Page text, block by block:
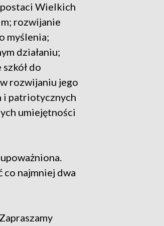
Wielkich
rozwijanie
myślenia;
działaniu;
do
rozwijaniu jego
i patriotycznych
umiejętności
co najmniej dwa